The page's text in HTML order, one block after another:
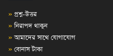
» প্রশ্ন-উত্তর
» নিরাপদ থাকুন
» আমাদের সাথে যোগাযোগ
» বোনাস টাকা